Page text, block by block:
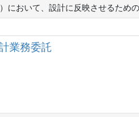
おいて、設計に反映させるため
業務委託